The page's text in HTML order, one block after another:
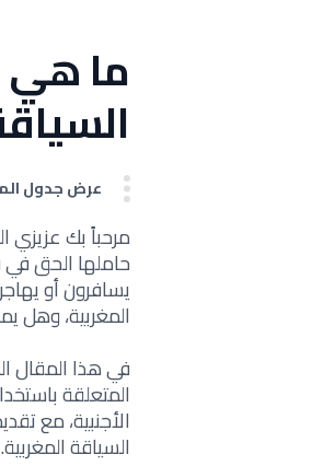
ما هي
عرض جدول
مرحباً بك عزيزي
حاملها الحق في
يسافرون أو
المغربية، وهل
في هذا المقال
المتعلقة
الأجنبية، مع
السياقة المغربية.